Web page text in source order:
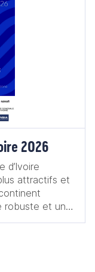
2026
d’Ivoire
attractifs et
robuste et une